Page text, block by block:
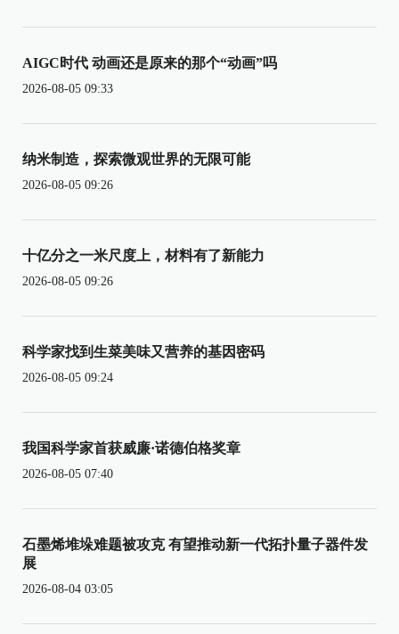
AIGC时代 动画还是原来的那个“动画”吗
2026-08-05 09:33
纳米制造，探索微观世界的无限可能
2026-08-05 09:26
十亿分之一米尺度上，材料有了新能力
2026-08-05 09:26
科学家找到生菜美味又营养的基因密码
2026-08-05 09:24
我国科学家首获威廉·诺德伯格奖章
2026-08-05 07:40
石墨烯堆垛难题被攻克 有望推动新一代拓扑量子器件发
展
2026-08-04 03:05